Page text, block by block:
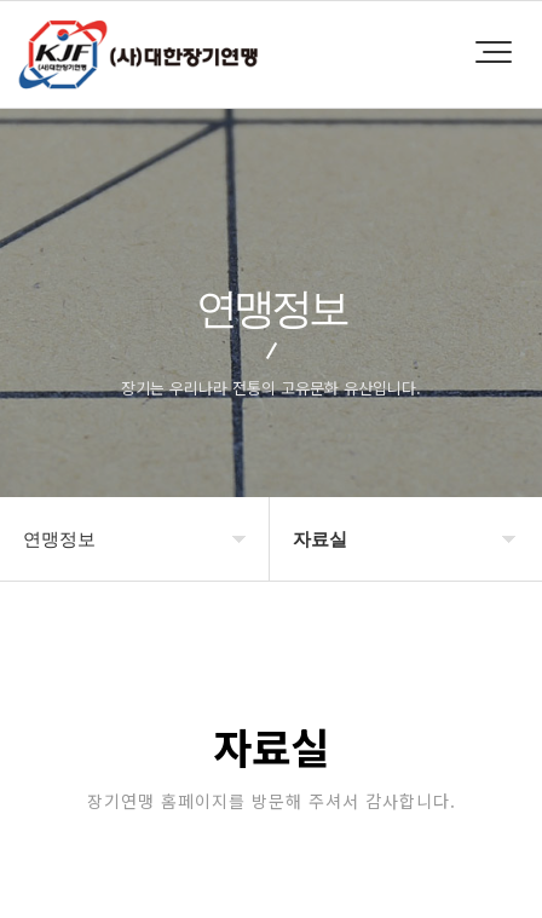
연맹정보
장기는 우리나라 전통의 고유문화 유산입니다.
연맹정보 자료실
자료실
자료실
장기연맹 홈페이지를 방문해 주셔서 감사합니다.